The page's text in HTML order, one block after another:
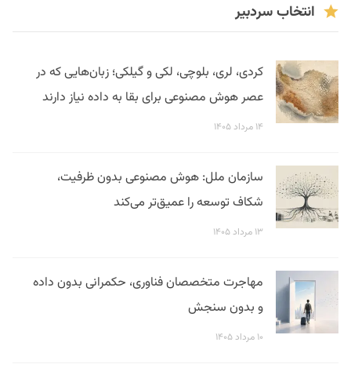
انتخاب سردبیر
کردی، لری، بلوچی، لکی و گیلکی؛ زبان‌هایی که در
عصر هوش مصنوعی برای بقا به داده نیاز دارند
۱۴ مرداد ۱۴۰۵
سازمان ملل: هوش مصنوعی بدون ظرفیت،
شکاف توسعه را عمیق‌تر می‌کند
۱۳ مرداد ۱۴۰۵
مهاجرت متخصصان فناوری، حکمرانی بدون داده
و بدون سنجش
۱۰ مرداد ۱۴۰۵